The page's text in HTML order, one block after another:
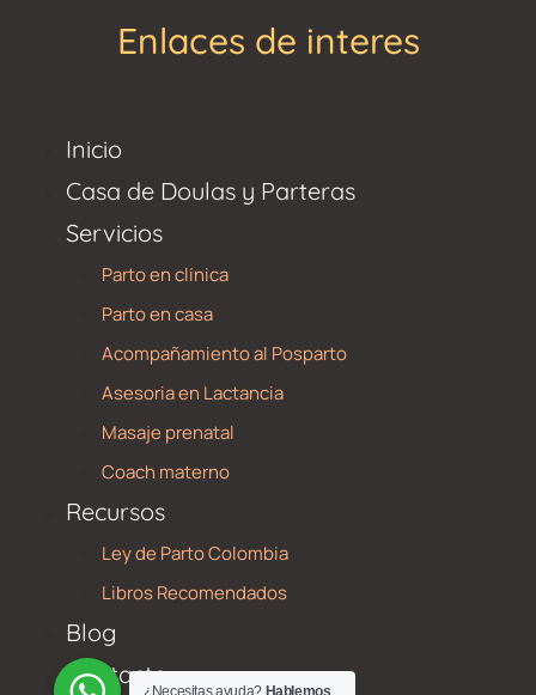
Enlaces de interes
Inicio
Casa de Doulas y Parteras
Servicios
Parto en clínica
Parto en casa
Acompañamiento al Posparto
Asesoria en Lactancia
Masaje prenatal
Coach materno
Recursos
Ley de Parto Colombia
Libros Recomendados
Blog
Contacto
© MaternarSer 2025
¿Necesitas ayuda? Hablemos